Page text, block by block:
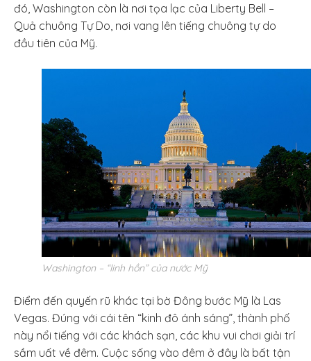
đó, Washington còn là nơi tọa lạc của Liberty Bell –
Quả chuông Tự Do, nơi vang lên tiếng chuông tự do
đầu tiên của Mỹ.
Washington – “linh hồn” của nước Mỹ
Điểm đến quyến rũ khác tại bờ Đông bước Mỹ là Las
Vegas. Đúng với cái tên “kinh đô ánh sáng”, thành phố
này nổi tiếng với các khách sạn, các khu vui chơi giải trí
sầm uất về đêm. Cuộc sống vào đêm ở đây là bất tận